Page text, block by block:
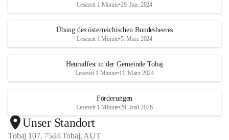
Lesezeit 1 Minute•29. Jan. 2024
Übung des österreichischen Bundesheeres
Lesezeit 1 Minute•5. März 2024
Heuradfest in der Gemeinde Tobaj
Lesezeit 1 Minute•11. März 2024
Förderungen
Lesezeit 1 Minute•29. Juni 2026
Unser Standort
Tobaj 107, 7544 Tobaj, AUT